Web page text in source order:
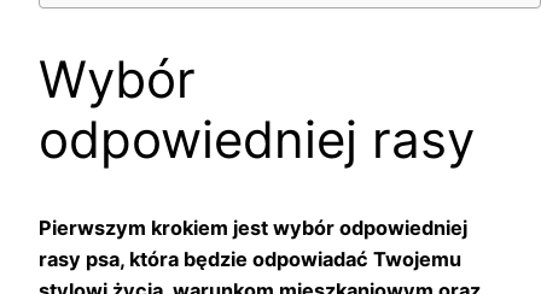
Wybór
odpowiedniej rasy
Pierwszym krokiem jest wybór odpowiedniej
rasy psa, która będzie odpowiadać Twojemu